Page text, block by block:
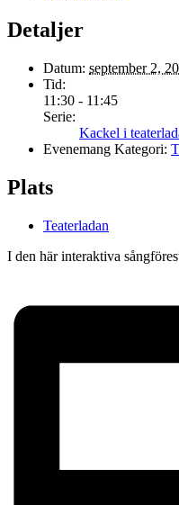
Detaljer
Datum: september 2,
Tid:
11:30 - 11:45
Serie:
Kackel i
Evenemang Kategori:
Plats
Teaterladan
I den här interaktiva